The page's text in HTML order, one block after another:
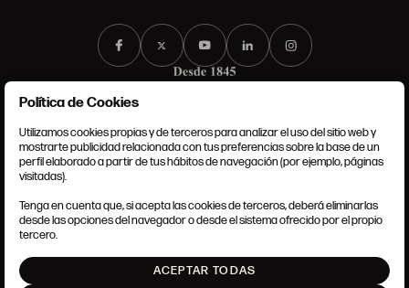
CONDICIONES GENERALES
POLÍTICA DE COOKIES
AJUSTE DE COOKIES
Política de Cookies
Utilizamos cookies propias y de terceros para analizar el uso del sitio web y
mostrarte publicidad relacionada con tus preferencias sobre la base de un
perfil elaborado a partir de tus hábitos de navegación (por ejemplo, páginas
visitadas).
Tenga en cuenta que, si acepta las cookies de terceros, deberá eliminarlas
desde las opciones del navegador o desde el sistema ofrecido por el propio
tercero.
ACEPTAR TODAS